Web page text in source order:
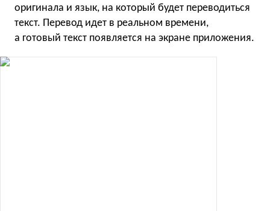
оригинала и язык, на который будет переводиться
текст. Перевод идет в реальном времени,
а готовый текст появляется на экране приложения.